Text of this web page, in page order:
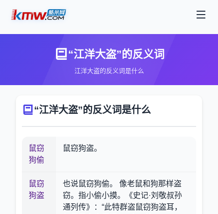
“江洋大盗”的反义词
江洋大盗的反义词是什么
“江洋大盗”的反义词是什么
鼠窃
狗偷
鼠窃狗盗。
鼠窃
狗盗
也说鼠窃狗偷。 像老鼠和狗那样盗
窃。指小偷小摸。《史记·刘敬叔孙
通列传》：“此特群盗鼠窃狗盗耳，